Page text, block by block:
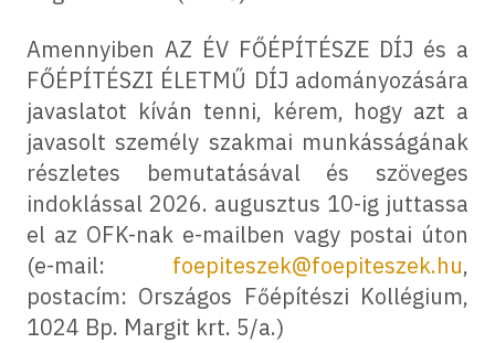
Amennyiben AZ ÉV FŐÉPÍTÉSZE DÍJ és a
FŐÉPÍTÉSZI ÉLETMŰ DÍJ adományozására
javaslatot kíván tenni, kérem, hogy azt a
javasolt személy szakmai munkásságának
részletes bemutatásával és szöveges
indoklással 2026. augusztus 10-ig juttassa
el az OFK-nak e-mailben vagy postai úton
(e-mail: foepiteszek@foepiteszek.hu,
postacím: Országos Főépítészi Kollégium,
1024 Bp. Margit krt. 5/a.)